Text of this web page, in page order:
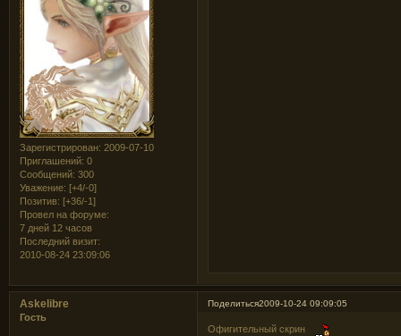
Зарегистрирован: 2009-07-10
Приглашений: 0
Сообщений: 300
Уважение: [+4/-0]
Позитив: [+36/-1]
Провел на форуме:
7 дней 12 часов
Последний визит:
2010-08-24 23:09:06
Поделиться2009-10-24 09:09:05
Askelibre
Гость
Офигительный скрин